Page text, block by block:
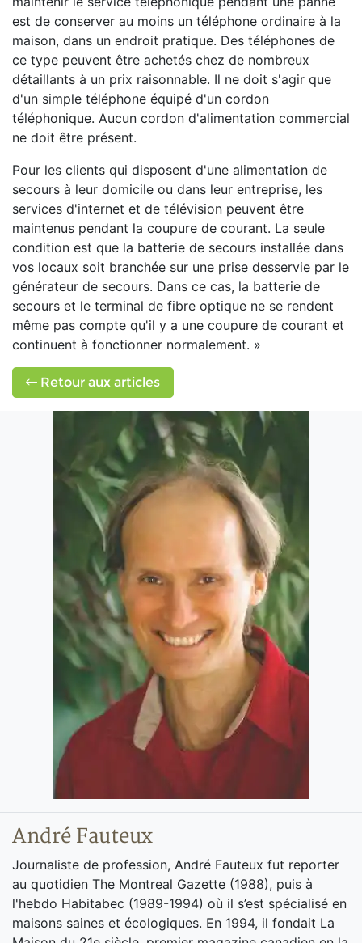
est de conserver au moins un téléphone ordinaire à la
maison, dans un endroit pratique. Des téléphones de
ce type peuvent être achetés chez de nombreux
détaillants à un prix raisonnable. Il ne doit s'agir que
d'un simple téléphone équipé d'un cordon
téléphonique. Aucun cordon d'alimentation commercial
ne doit être présent.
Pour les clients qui disposent d'une alimentation de
secours à leur domicile ou dans leur entreprise, les
services d'internet et de télévision peuvent être
maintenus pendant la coupure de courant. La seule
condition est que la batterie de secours installée dans
vos locaux soit branchée sur une prise desservie par le
générateur de secours. Dans ce cas, la batterie de
secours et le terminal de fibre optique ne se rendent
même pas compte qu'il y a une coupure de courant et
continuent à fonctionner normalement. »
Retour aux articles
André Fauteux
Journaliste de profession, André Fauteux fut reporter
au quotidien The Montreal Gazette (1988), puis à
l'hebdo Habitabec (1989-1994) où il s’est spécialisé en
maisons saines et écologiques. En 1994, il fondait La